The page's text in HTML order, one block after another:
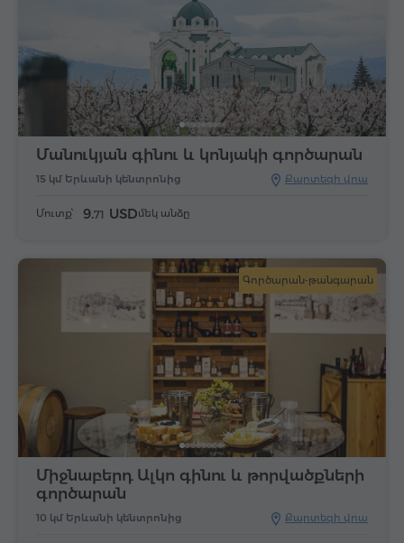
Քարտեզի վրա
15 կմ Երևանի կենտրոնից
Մանուկյան գինու և կոնյակի գործարան
Մուտք՝ 9.71 USDմեկ անձը
Գործարան-թանգարան
Քարտեզի վրա
10 կմ Երևանի կենտրոնից
Միջնաբերդ Ալկո գինու և թորվածքների
գործարան